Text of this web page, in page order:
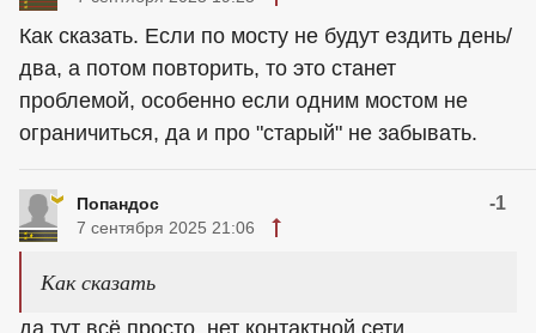
Как сказать. Если по мосту не будут ездить день/
два, а потом повторить, то это станет
проблемой, особенно если одним мостом не
ограничиться, да и про "старый" не забывать.
Попандос -1
7 сентября 2025 21:06
Как сказать